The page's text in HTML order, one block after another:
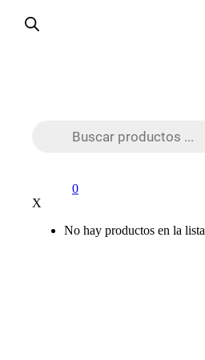
0
X
No hay productos en la lista